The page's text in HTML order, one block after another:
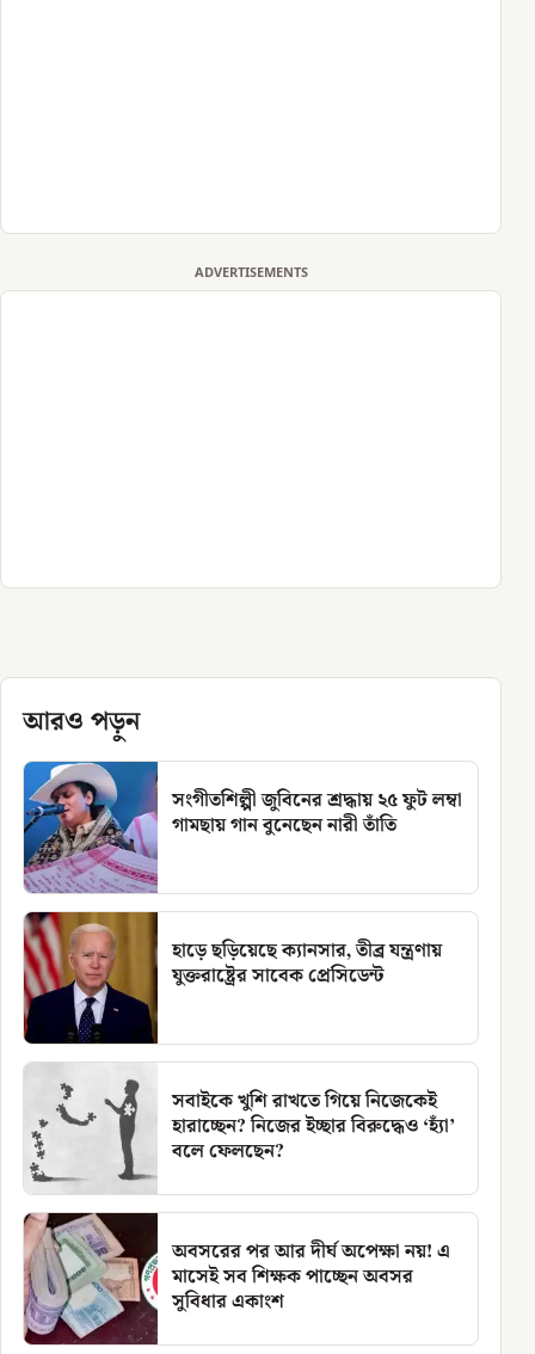
ADVERTISEMENTS
আরও পড়ুন
সংগীতশিল্পী জুবিনের শ্রদ্ধায় ২৫ ফুট লম্বা
গামছায় গান বুনেছেন নারী তাঁতি
হাড়ে ছড়িয়েছে ক্যানসার, তীব্র যন্ত্রণায়
যুক্তরাষ্ট্রের সাবেক প্রেসিডেন্ট
সবাইকে খুশি রাখতে গিয়ে নিজেকেই
হারাচ্ছেন? নিজের ইচ্ছার বিরুদ্ধেও ‘হ্যাঁ’
বলে ফেলছেন?
অবসরের পর আর দীর্ঘ অপেক্ষা নয়! এ
মাসেই সব শিক্ষক পাচ্ছেন অবসর
সুবিধার একাংশ